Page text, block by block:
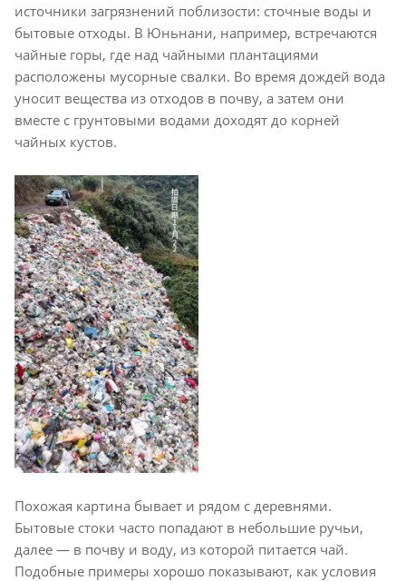
источники загрязнений поблизости: сточные воды и
бытовые отходы. В Юньнани, например, встречаются
чайные горы, где над чайными плантациями
расположены мусорные свалки. Во время дождей вода
уносит вещества из отходов в почву, а затем они
вместе с грунтовыми водами доходят до корней
чайных кустов.
Похожая картина бывает и рядом с деревнями.
Бытовые стоки часто попадают в небольшие ручьи,
далее — в почву и воду, из которой питается чай.
Подобные примеры хорошо показывают, как условия